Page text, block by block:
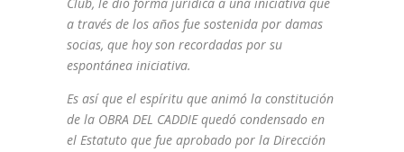
a través de los años fue sostenida por damas
socias, que hoy son recordadas por su
espontánea iniciativa.
Es así que el espíritu que animó la constitución
de la OBRA DEL CADDIE quedó condensado en
el Estatuto que fue aprobado por la Dirección